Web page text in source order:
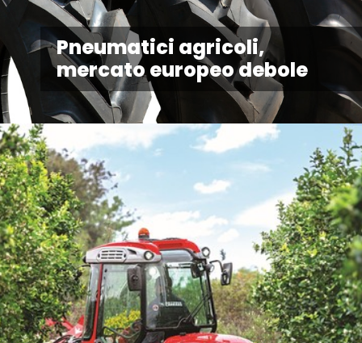
Pneumatici agricoli,
mercato europeo debole